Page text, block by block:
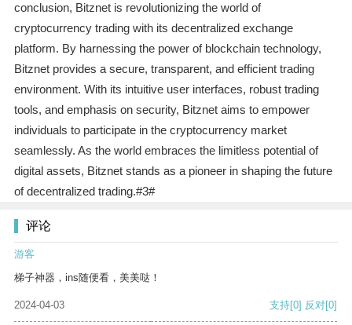
conclusion, Bitznet is revolutionizing the world of
cryptocurrency trading with its decentralized exchange
platform. By harnessing the power of blockchain technology,
Bitznet provides a secure, transparent, and efficient trading
environment. With its intuitive user interfaces, robust trading
tools, and emphasis on security, Bitznet aims to empower
individuals to participate in the cryptocurrency market
seamlessly. As the world embraces the limitless potential of
digital assets, Bitznet stands as a pioneer in shaping the future
of decentralized trading.#3#
评论
游客
梯子神器，ins随便看，美美哒！
2024-04-03 支持[0] 反对[0]